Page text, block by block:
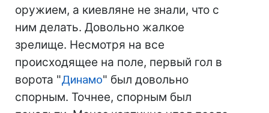
оружием, а киевляне не знали, что с
ним делать. Довольно жалкое
зрелище. Несмотря на все
происходящее на поле, первый гол в
ворота "Динамо" был довольно
спорным. Точнее, спорным был